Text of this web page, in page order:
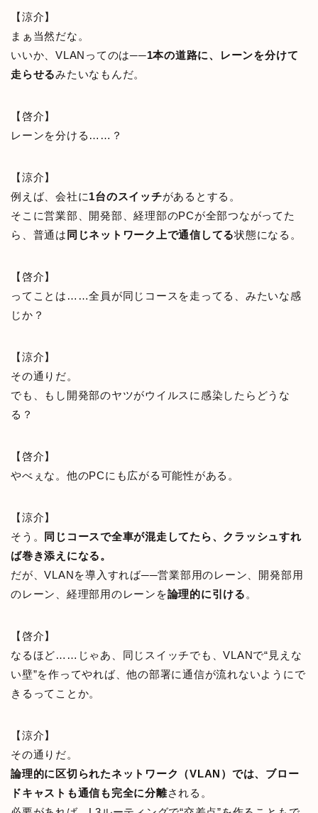
【涼介】
まぁ当然だな。
いいか、VLANってのは──1本の道路に、レーンを分けて
走らせるみたいなもんだ。
【啓介】
レーンを分ける……？
【涼介】
例えば、会社に1台のスイッチがあるとする。
そこに営業部、開発部、経理部のPCが全部つながってた
ら、普通は 同じネットワーク上で通信してる状態になる。
【啓介】
ってことは……全員が同じコースを走ってる、みたいな感
じか？
【涼介】
その通りだ。
でも、もし開発部のヤツがウイルスに感染したらどうな
る？
【啓介】
やべぇな。他のPCにも広がる可能性がある。
【涼介】
そう。
同じコースで全車が混走してたら、クラッシュすれ
ば巻き添えになる。
だが、VLANを導入すれば──営業部用のレーン、開発部用
のレーン、経理部用のレーンを論理的に引ける 。
【啓介】
なるほど……じゃあ、同じスイッチでも、VLANで“見えな
い壁”を作ってやれば、他の部署に通信が流れないようにで
きるってことか。
【涼介】
その通りだ。
論理的に区切られたネットワーク（VLAN）では、ブロー
ドキャストも通信も完全に分離される。